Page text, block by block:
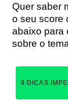
Quer saber
o seu score
abaixo para
sobre o
9 DICAS